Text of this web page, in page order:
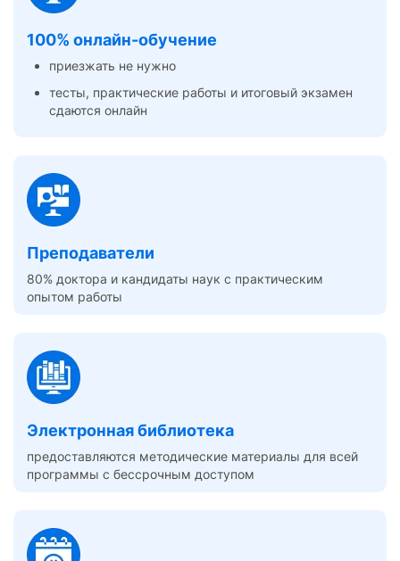
100% онлайн-обучение
приезжать не нужно
тесты, практические работы и итоговый экзамен
сдаются онлайн
Преподаватели
80% доктора и кандидаты наук с практическим
опытом работы
Электронная библиотека
предоставляются методические материалы для всей
программы с бессрочным доступом